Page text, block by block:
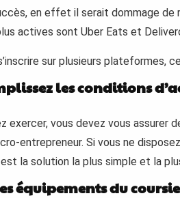
en effet il serait dommage
actives sont Uber Eats et
sur plusieurs plateformes,
les conditions
exercer, vous devez vous
entrepreneur. Si vous ne
la solution la plus simple et la
équipements du